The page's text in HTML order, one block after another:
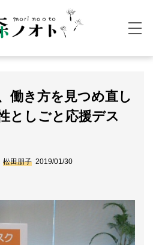
働き方を見つめ直し
としごと応援デス
松田朋子 2019/01/30